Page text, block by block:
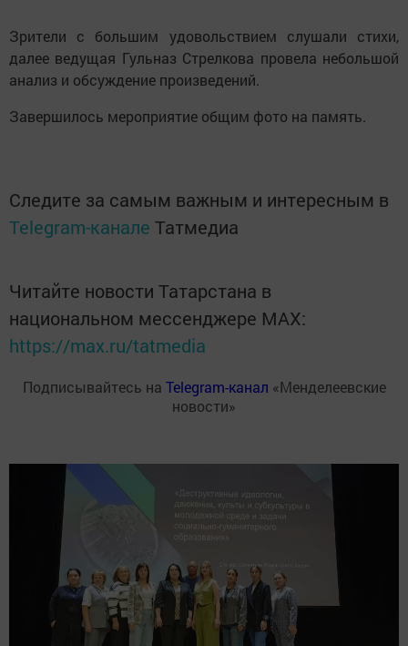
Зрители с большим удовольствием слушали стихи,
далее ведущая Гульназ Стрелкова провела небольшой
анализ и обсуждение произведений.
Завершилось мероприятие общим фото на память.
Следите за самым важным и интересным в
Telegram-канале Татмедиа
Читайте новости Татарстана в
национальном мессенджере MАХ:
https://max.ru/tatmedia
Подписывайтесь на Telegram-канал «Менделеевские
новости»